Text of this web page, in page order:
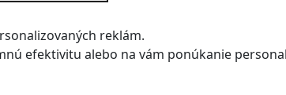
reklám.
efektivitu alebo na vám ponúkanie